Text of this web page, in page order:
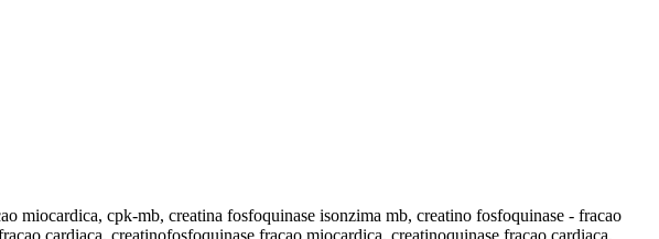
cpk-mb, creatina fosfoquinase isonzima mb, creatino fosfoquinase - fracao
cardiaca, creatinofosfoquinase fracao miocardica, creatinoquinase fracao cardiaca,